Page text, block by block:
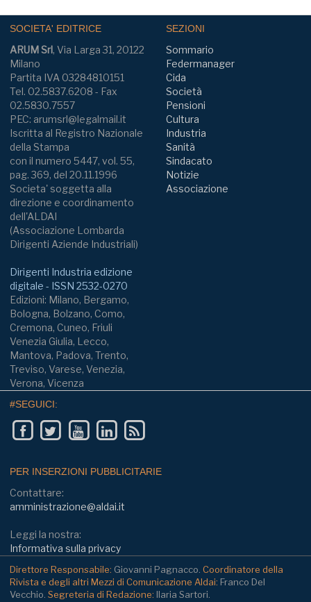
SOCIETA' EDITRICE
ARUM Srl, Via Larga 31, 20122
Milano
Partita IVA 03284810151
Tel. 02.5837.6208 - Fax
02.5830.7557
PEC: arumsrl@legalmail.it
Iscritta al Registro Nazionale
della Stampa
con il numero 5447, vol. 55,
pag. 369, del 20.11.1996
Societa' soggetta alla
direzione e coordinamento
dell'ALDAI
(Associazione Lombarda
Dirigenti Aziende Industriali)
Dirigenti Industria edizione
digitale - ISSN 2532-0270
Edizioni: Milano, Bergamo,
Bologna, Bolzano, Como,
Cremona, Cuneo, Friuli
Venezia Giulia, Lecco,
Mantova, Padova, Trento,
Treviso, Varese, Venezia,
Verona, Vicenza
SEZIONI
Sommario
Federmanager
Cida
Società
Pensioni
Cultura
Industria
Sanità
Sindacato
Notizie
Associazione
#SEGUICI:
PER INSERZIONI PUBBLICITARIE
Contattare:
amministrazione@aldai.it
Leggi la nostra:
Informativa sulla privacy
Direttore Responsabile: Giovanni Pagnacco. Coordinatore della
Rivista e degli altri Mezzi di Comunicazione Aldai: Franco Del
Vecchio. Segreteria di Redazione: Ilaria Sartori.